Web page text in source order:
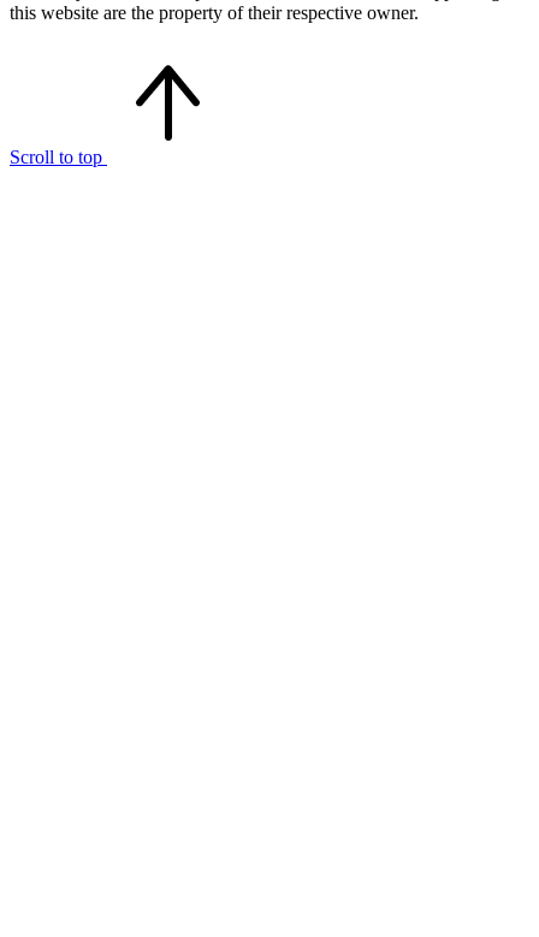
this website are the property of their respective owner.
Scroll to top